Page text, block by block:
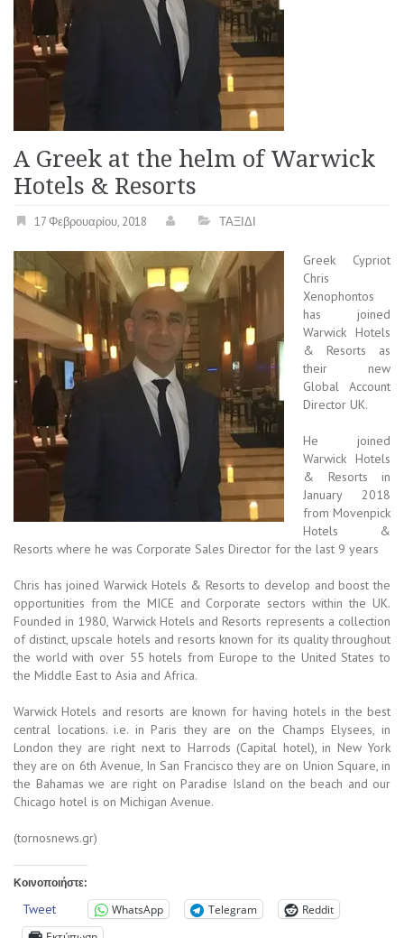
A Greek at the helm of Warwick
Hotels & Resorts
17 Φεβρουαρίου, 2018 ΤΑΞΙΔΙ
Greek Cypriot
Chris
Xenophontos
has joined
Warwick Hotels
& Resorts as
their new
Global Account
Director UK.
He joined
Warwick Hotels
& Resorts in
January 2018
from Movenpick
Hotels &
Resorts where he was Corporate Sales Director for the last 9 years
Chris has joined Warwick Hotels & Resorts to develop and boost the
opportunities from the MICE and Corporate sectors within the UK.
Founded in 1980, Warwick Hotels and Resorts represents a collection
of distinct, upscale hotels and resorts known for its quality throughout
the world with over 55 hotels from Europe to the United States to
the Middle East to Asia and Africa.
Warwick Hotels and resorts are known for having hotels in the best
central locations. i.e. in Paris they are on the Champs Elysees, in
London they are right next to Harrods (Capital hotel), in New York
they are on 6th Avenue, In San Francisco they are on Union Square, in
the Bahamas we are right on Paradise Island on the beach and our
Chicago hotel is on Michigan Avenue.
(tornosnews.gr)
Κοινοποιήστε:
Tweet WhatsApp Telegram
Reddit